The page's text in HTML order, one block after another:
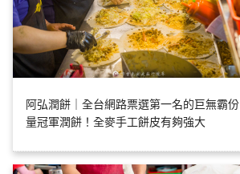
阿弘潤餅｜全台網路票選第一名的巨無霸份
量冠軍潤餅！全麥手工餅皮有夠強大